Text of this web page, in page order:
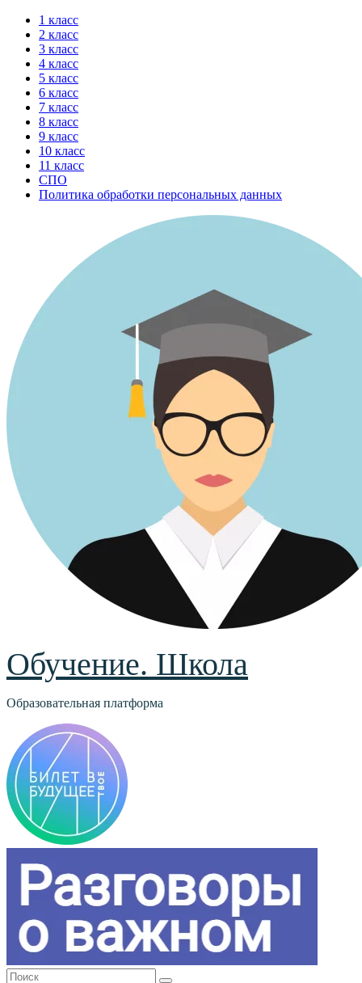
Перейти
содержимому
1 класс
2 класс
3 класс
4 класс
5 класс
6 класс
7 класс
8 класс
9 класс
10 класс
11 класс
СПО
Политика обработки персональных данных
Обучение. Школа
Образовательная платформа